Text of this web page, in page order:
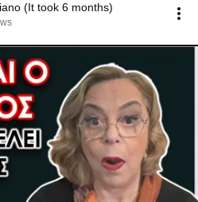
(It took 6 months)